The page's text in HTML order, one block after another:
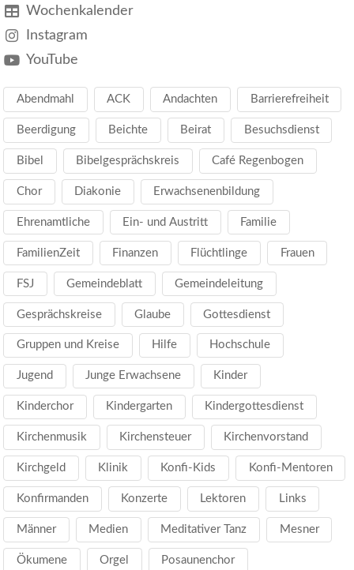
Wochenkalender
Instagram
YouTube
Abendmahl ACK Andachten Barrierefreiheit
Beerdigung Beichte Beirat Besuchsdienst
Bibel Bibelgesprächskreis Café Regenbogen
Chor Diakonie Erwachsenenbildung
Ehrenamtliche Ein- und Austritt Familie
FamilienZeit Finanzen Flüchtlinge Frauen
FSJ Gemeindeblatt Gemeindeleitung
Gesprächskreise Glaube Gottesdienst
Gruppen und Kreise Hilfe Hochschule
Jugend Junge Erwachsene Kinder
Kinderchor Kindergarten Kindergottesdienst
Kirchenmusik Kirchensteuer Kirchenvorstand
Kirchgeld Klinik Konfi-Kids Konfi-Mentoren
Konfirmanden Konzerte Lektoren Links
Männer Medien Meditativer Tanz Mesner
Ökumene Orgel Posaunenchor